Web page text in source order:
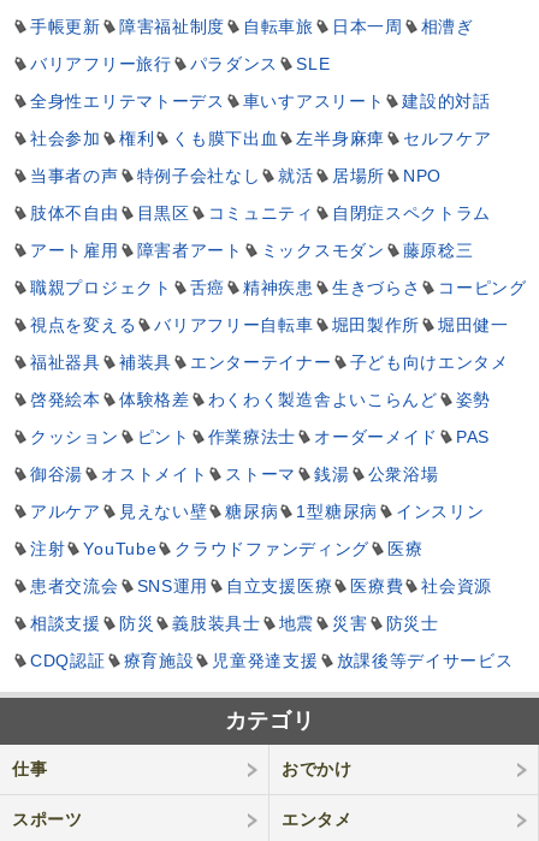
手帳更新
障害福祉制度 自転車旅 日本一周
相漕ぎ
バリアフリー旅行
パラダンス
SLE
全身性エリテマトーデス
車いすアスリート
建設的対話
社会参加
権利 くも膜下出血 左半身麻痺
セルフケア
当事者の声
特例子会社なし 就活 居場所
NPO
肢体不自由
目黒区 コミュニティ
自閉症スペクトラム
アート雇用
障害者アート ミックスモダン
藤原稔三
職親プロジェクト
舌癌 精神疾患 生きづらさ
コーピング
視点を変える
バリアフリー自転車 堀田製作所
堀田健一
福祉器具
補装具 エンターテイナー
子ども向けエンタメ
啓発絵本
体験格差 わくわく製造舎よいこらんど
姿勢
クッション
ピント 作業療法士 オーダーメイド
PAS
御谷湯
オストメイト ストーマ 銭湯
公衆浴場
アルケア
見えない壁 糖尿病 1型糖尿病
インスリン
注射
YouTube クラウドファンディング
医療
患者交流会
SNS運用 自立支援医療 医療費
社会資源
相談支援
防災 義肢装具士 地震 災害
防災士
CDQ認証
療育施設 児童発達支援 放課後等デイサービス
カテゴリ
仕事 おでかけ
スポーツ エンタメ